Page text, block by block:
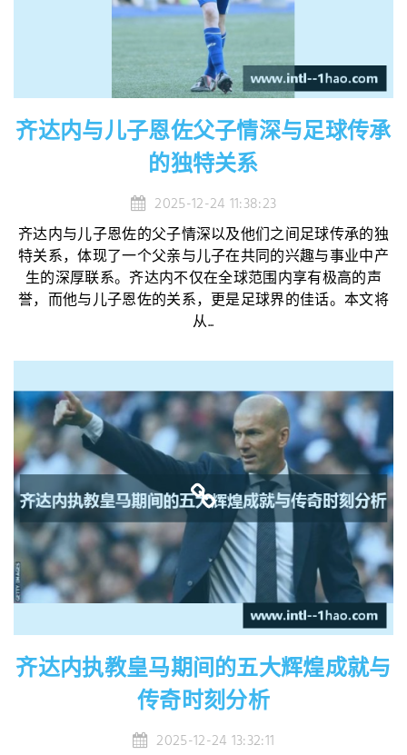
齐达内与儿子恩佐父子情深与足球传承
的独特关系
2025-12-24 11:38:23
齐达内与儿子恩佐的父子情深以及他们之间足球传承的独
特关系，体现了一个父亲与儿子在共同的兴趣与事业中产
生的深厚联系。齐达内不仅在全球范围内享有极高的声
誉，而他与儿子恩佐的关系，更是足球界的佳话。本文将
从...
齐达内执教皇马期间的五大辉煌成就与
传奇时刻分析
2025-12-24 13:32:11